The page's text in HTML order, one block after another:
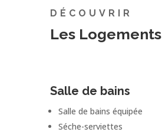
DÉCOUVRIR
Les Logements
Salle de bains
Salle de bains équipée
Séche-serviettes